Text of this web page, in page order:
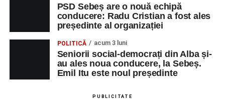
PSD Sebeș are o nouă echipă
conducere: Radu Cristian a fost ales
președinte al organizației
POLITICĂ acum 3 luni
Seniorii social-democrați din Alba și-
au ales noua conducere, la Sebeș.
Emil Itu este noul președinte
PUBLICITATE